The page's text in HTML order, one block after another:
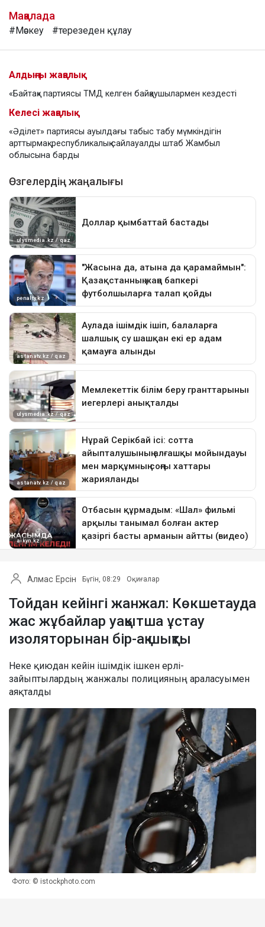
Мақалада
#Мәскеу #терезеден құлау
Алдыңғы жаңалық
«Байтақ» партиясы ТМД келген байқаушылармен кездесті
Келесі жаңалық
«Әділет» партиясы ауылдағы табыс табу мүмкіндігін
арттырмақ: республикалық сайлауалды штаб Жамбыл
облысына барды
Алмас Ерсін Бүгін, 08:29 Оқиғалар
Тойдан кейінгі жанжал: Көкшетауда
жас жұбайлар уақытша ұстау
изоляторынан бір-ақ шықты
Неке қиюдан кейін ішімдік ішкен ерлі-
зайыптылардың жанжалы полицияның араласуымен
аяқталды
Фото: © istockphoto.com